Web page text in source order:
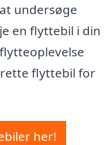
undersøge
en flyttebil i din
flyttebil for
her!